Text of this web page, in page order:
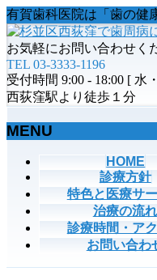
有賀歯科医院は「歯の健
お気軽にお問い合わせく
TEL 03-3333-1196
受付時間 9:00 - 18:00 [ 水
西荻窪駅より徒歩１分
MENU
ば
HOME
診療方針
特色と医療サ
治療の流れ
診療時間・ア
お問い合わ